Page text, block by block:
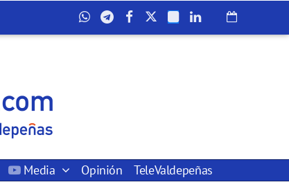
Media Opinión TeleValdepeñas